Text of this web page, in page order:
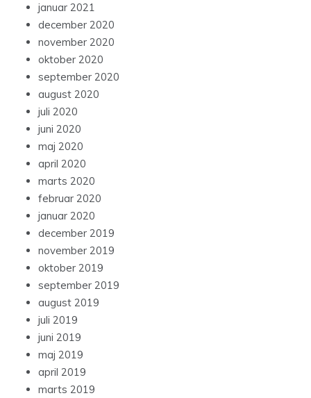
januar 2021
december 2020
november 2020
oktober 2020
september 2020
august 2020
juli 2020
juni 2020
maj 2020
april 2020
marts 2020
februar 2020
januar 2020
december 2019
november 2019
oktober 2019
september 2019
august 2019
juli 2019
juni 2019
maj 2019
april 2019
marts 2019